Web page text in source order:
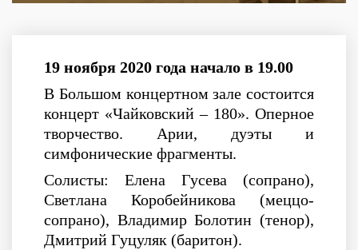
19 ноября 2020 года начало в 19.00
В Большом концертном зале состоится
концерт «Чайковский – 180». Оперное
творчество. Арии, дуэты и
симфонические фрагменты.
Солисты: Елена Гусева (сопрано),
Светлана Коробейникова (меццо-
сопрано), Владимир Болотин (тенор),
Дмитрий Гуцуляк (баритон).